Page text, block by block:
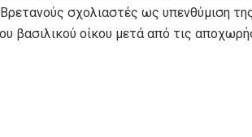
σχολιαστές ως υπενθύμιση
βασιλικού οίκου μετά από τις